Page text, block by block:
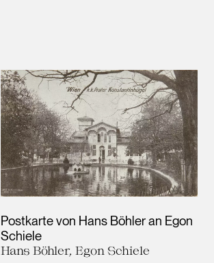
Postkarte von Hans Böhler an Egon
Schiele
Hans Böhler, Egon Schiele